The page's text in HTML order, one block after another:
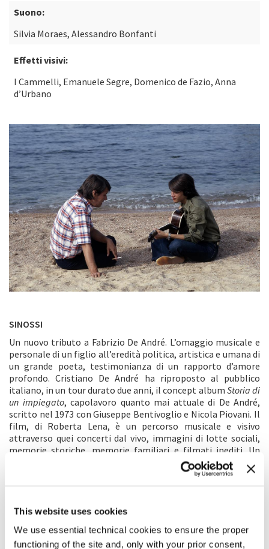
This website uses cookies
We use essential technical cookies to ensure the proper
functioning of the site and, only with your prior consent,
Suono:
Silvia Moraes, Alessandro Bonfanti
Effetti visivi:
I Cammelli, Emanuele Segre, Domenico de Fazio, Anna
d’Urbano
SINOSSI
Un nuovo tributo a Fabrizio De André. L’omaggio musicale e
personale di un figlio all’eredità politica, artistica e umana di
un grande poeta, testimonianza di un rapporto d’amore
profondo. Cristiano De André ha riproposto al pubblico
italiano, in un tour durato due anni, il concept album Storia di
un impiegato, capolavoro quanto mai attuale di De André,
scritto nel 1973 con Giuseppe Bentivoglio e Nicola Piovani. Il
film, di Roberta Lena, è un percorso musicale e visivo
attraverso quei concerti dal vivo, immagini di lotte sociali,
memorie storiche, memorie familiari e filmati inediti. Un
intreccio di storie in cui aspirazioni e aneliti di libertà
dell’impiegato convivono con quelli della vita personale e
cuore dove emergono i ricordi del passato e le voci del
speciale tra padre e figlio, del loro comune sentire fino ad
arrivare a un riconoscimento totale e alla simbiosi, al